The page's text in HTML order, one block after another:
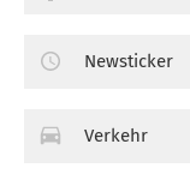
Newsticker
Verkehr